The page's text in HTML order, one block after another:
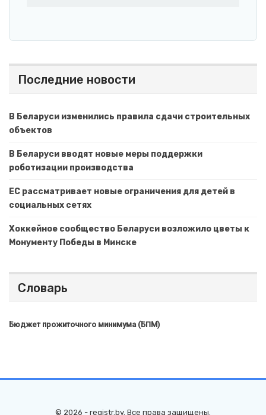
Последние новости
В Беларуси изменились правила сдачи строительных
объектов
В Беларуси вводят новые меры поддержки
роботизации производства
ЕС рассматривает новые ограничения для детей в
социальных сетях
Хоккейное сообщество Беларуси возложило цветы к
Монументу Победы в Минске
Словарь
Бюджет прожиточного минимума (БПМ)
© 2026 - registr.by. Все права защищены.